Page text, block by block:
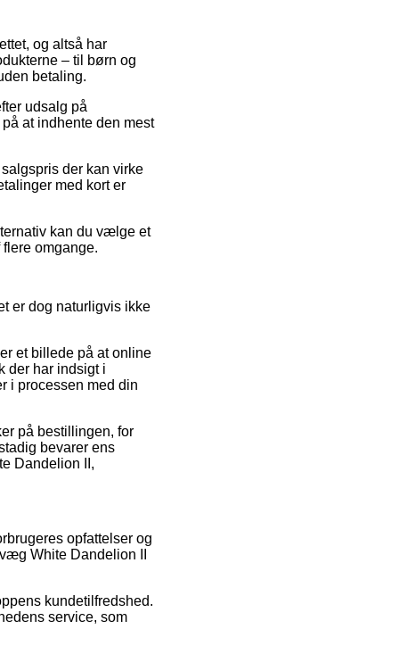
og altså har
– til børn og
betaling.
udsalg på
at indhente den mest
der kan virke
med kort er
kan du vælge et
omgange.
er dog naturligvis ikke
et billede på at online
der har indsigt i
i processen med din
på bestillingen, for
bevarer ens
Dandelion II,
opfattelser og
White Dandelion II
kundetilfredshed.
service, som